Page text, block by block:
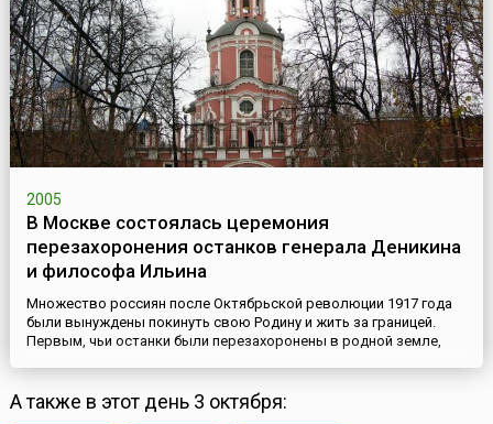
2005
В Москве состоялась церемония
перезахоронения останков генерала Деникина
и философа Ильина
Множество россиян после Октябрьской революции 1917 года
были вынуждены покинуть свою Родину и жить за границей.
Первым, чьи останки были перезахоронены в родной земле,
философа Ильина тоже было пожелание, чтобы их останки
вместе с прахом их супруг были перевезены и захоронены в
А также в этот день 3 октября: